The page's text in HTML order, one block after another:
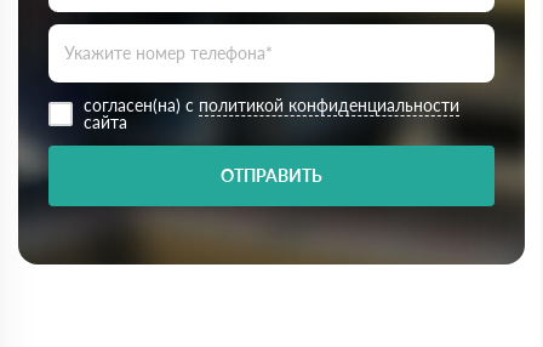
согласен(на) с политикой конфиденциальности
сайта
ОТПРАВИТЬ